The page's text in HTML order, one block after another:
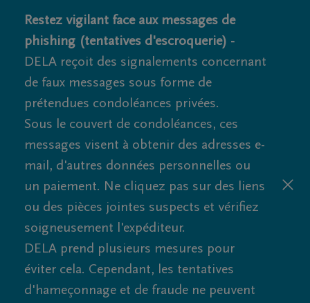
Restez vigilant face aux messages de
phishing (tentatives d'escroquerie) -
DELA reçoit des signalements concernant
de faux messages sous forme de
prétendues condoléances privées.
Sous le couvert de condoléances, ces
messages visent à obtenir des adresses e-
mail, d'autres données personnelles ou
un paiement. Ne cliquez pas sur des liens
ou des pièces jointes suspects et vérifiez
soigneusement l'expéditeur.
DELA prend plusieurs mesures pour
éviter cela. Cependant, les tentatives
d'hameçonnage et de fraude ne peuvent